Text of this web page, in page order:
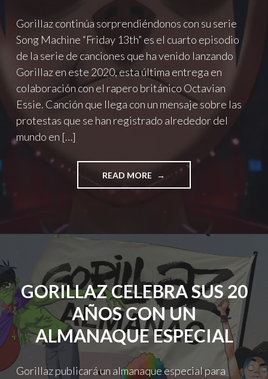
Gorillaz continúa sorprendiéndonos con su serie
Song Machine “Friday 13th” es el cuarto episodio
de la serie de canciones que ha venido lanzando
Gorillaz en este 2020, esta última entrega en
colaboración con el rapero británico Octavian
Essie. Canción que llega con un mensaje sobre las
protestas que se han registrado alrededor del
mundo en […]
READ MORE "GORILLAZ
ESTRENA
COLABORACIÓN
CON
EL
RAPERO
OCTAVIAN"
GORILLAZ CELEBRA SUS 20
AÑOS CON UN
ALMANAQUE ESPECIAL
Gorillaz publicará un almanaque especial para